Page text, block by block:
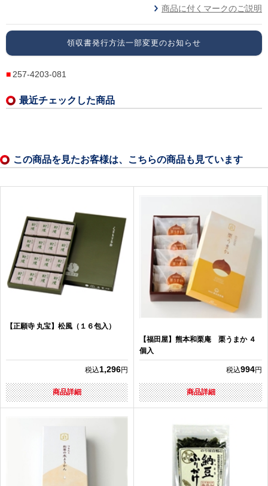
商品に付くマークのご説明
領収書発行方法一部変更のお知らせ
257-4203-081
最近チェックした商品
この商品を見たお客様は、こちらの商品も見ています
【正願寺 丸宝】松風（１６包入）
税込1,296円
商品詳細
【福田屋】熊本和栗庵 栗うまか ４
個入
税込994円
商品詳細